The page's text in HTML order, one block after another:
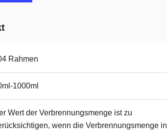
Rahmen
1000ml
Wert der Verbrennungsmenge ist zu
wenn die Verbrennungsmenge in